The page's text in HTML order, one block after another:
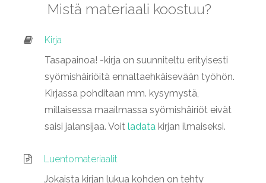
Mistä materiaali koostuu?
Kirja
Tasapainoa! -kirja on suunniteltu erityisesti
syömishäiriöitä ennaltaehkäisevään työhön.
Kirjassa pohditaan mm. kysymystä,
millaisessa maailmassa syömishäiriöt eivät
saisi jalansijaa. Voit ladata kirjan ilmaiseksi.
Luentomateriaalit
Jokaista kirjan lukua kohden on tehty